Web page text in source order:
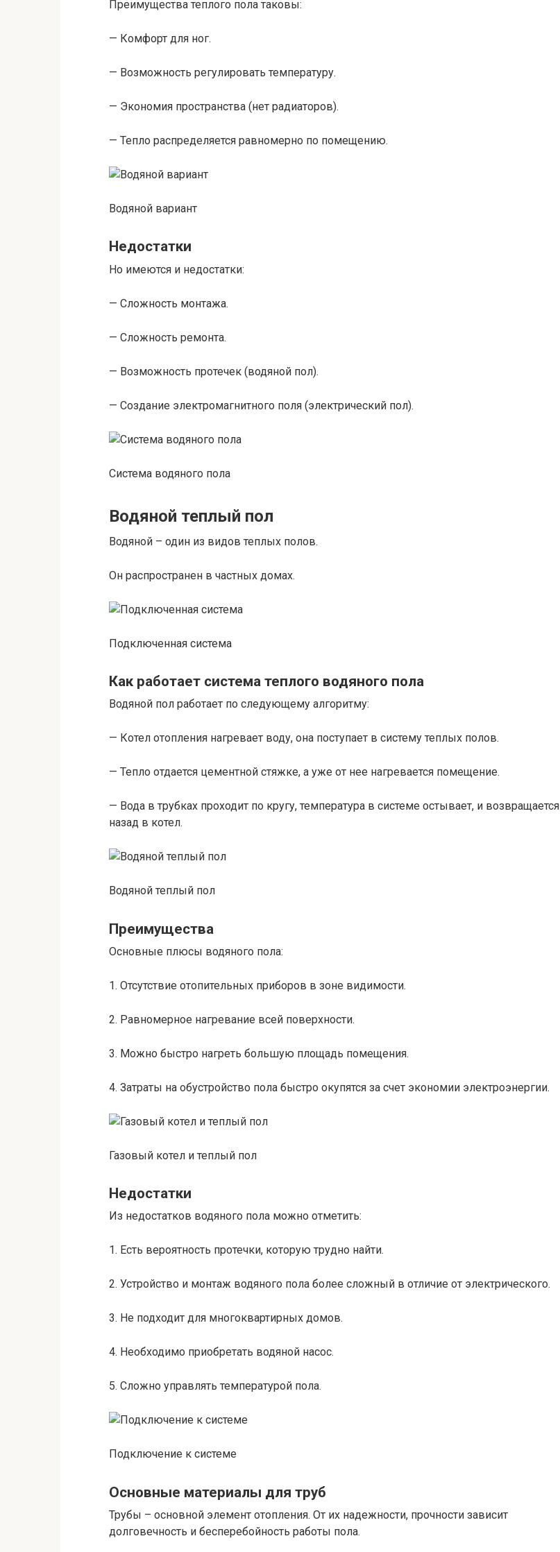
Преимущества теплого пола таковы:
— Комфорт для ног.
— Возможность регулировать температуру.
— Экономия пространства (нет радиаторов).
— Тепло распределяется равномерно по помещению.
Водяной вариант
Недостатки
Но имеются и недостатки:
— Сложность монтажа.
— Сложность ремонта.
— Возможность протечек (водяной пол).
— Создание электромагнитного поля (электрический пол).
Система водяного пола
Водяной теплый пол
Водяной – один из видов теплых полов.
Он распространен в частных домах.
Подключенная система
Как работает система теплого водяного пола
Водяной пол работает по следующему алгоритму:
— Котел отопления нагревает воду, она поступает в систему теплых полов.
— Тепло отдается цементной стяжке, а уже от нее нагревается помещение.
— Вода в трубках проходит по кругу, температура в системе остывает, и возвращается
назад в котел.
Водяной теплый пол
Преимущества
Основные плюсы водяного пола:
1. Отсутствие отопительных приборов в зоне видимости.
2. Равномерное нагревание всей поверхности.
3. Можно быстро нагреть большую площадь помещения.
4. Затраты на обустройство пола быстро окупятся за счет экономии электроэнергии.
Газовый котел и теплый пол
Недостатки
Из недостатков водяного пола можно отметить:
1. Есть вероятность протечки, которую трудно найти.
2. Устройство и монтаж водяного пола более сложный в отличие от электрического.
3. Не подходит для многоквартирных домов.
4. Необходимо приобретать водяной насос.
5. Сложно управлять температурой пола.
Подключение к системе
Основные материалы для труб
Трубы – основной элемент отопления. От их надежности, прочности зависит
долговечность и бесперебойность работы пола.